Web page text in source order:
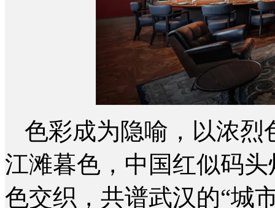
色彩成为隐喻，以浓烈
江滩暮色，中国红似码
色交织，共谱武汉的“城